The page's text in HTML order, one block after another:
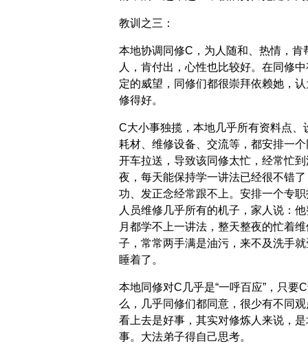
教训之三：
本地协调同修C，为人随和、热情，肯
人，肯付出，心性也比较好。在同修
定的威望，同修们都很崇拜依赖她，认
修得好。
C大小事独揽，本地几乎所有资料点、
耗材、维修设备、交流等，都安排一个
开车拉送，导致该同修太忙，经常忙到
夜，每天能保持学一讲法已经很不错了
功、发正念经常跟不上。安排一个专职
人员维修几乎所有的机子，家人说：
月都学不上一讲法，整天整夜的忙着
子，常常两手满是油污，来不及洗手就
睡着了。
本地同修对C几乎是“一呼百应”，只要
么，几乎同修们都同意，很少有不同观
看上去是好事，其实对修炼人来说，是
事。大法弟子得自己思考。